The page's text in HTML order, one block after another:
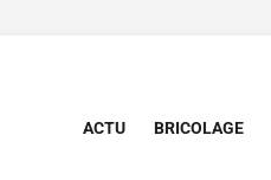
ACTU BRICOLAGE